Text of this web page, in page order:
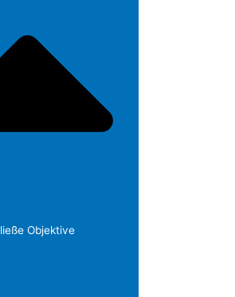
Objektive